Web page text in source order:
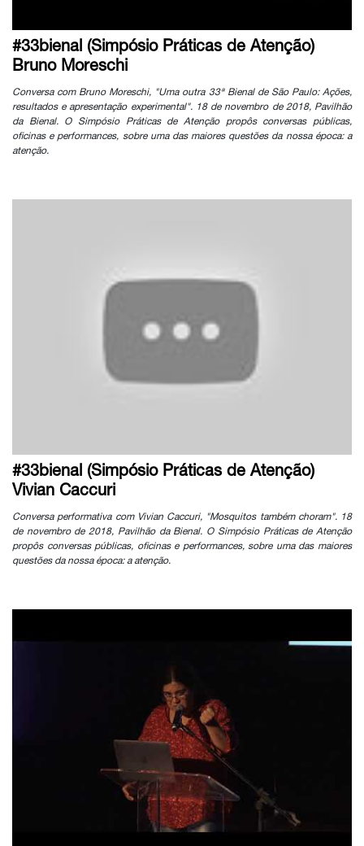
#33bienal (Simpósio Práticas de Atenção)
Bruno Moreschi
Conversa com Bruno Moreschi, "Uma outra 33ª Bienal de São Paulo: Ações,
resultados e apresentação experimental". 18 de novembro de 2018, Pavilhão
da Bienal. O Simpósio Práticas de Atenção propôs conversas públicas,
oficinas e performances, sobre uma das maiores questões da nossa época: a
atenção.
#33bienal (Simpósio Práticas de Atenção)
Vivian Caccuri
Conversa performativa com Vivian Caccuri, "Mosquitos também choram". 18
de novembro de 2018, Pavilhão da Bienal. O Simpósio Práticas de Atenção
propôs conversas públicas, oficinas e performances, sobre uma das maiores
questões da nossa época: a atenção.